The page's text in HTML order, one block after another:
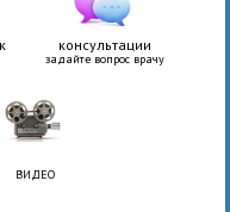
консультации
задайте вопрос врачу
ВИДЕО